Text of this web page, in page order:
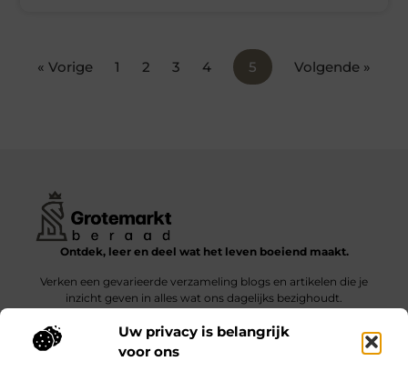
Uw privacy is belangrijk
voor ons
« Vorige 1 2 3 4 5 Volgende »
Ontdek, leer en deel wat het leven boeiend maakt.
Verken een gevarieerde verzameling blogs en artikelen die je
inzicht geven in alles wat ons dagelijks bezighoudt.
Bericht categorie